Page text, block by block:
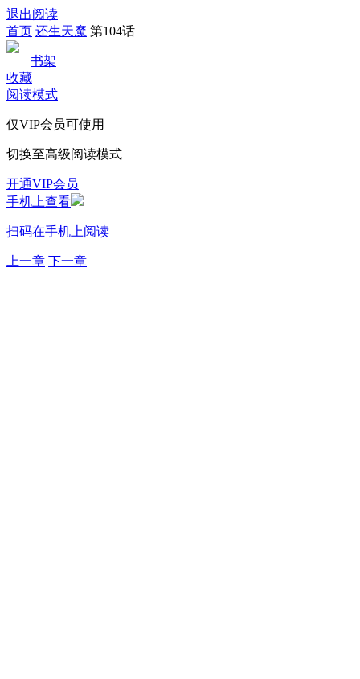
退出阅读
首页 还生天魔 第104话
书架
收藏
阅读模式
仅VIP会员可使用
切换至高级阅读模式
开通VIP会员
手机上查看
扫码在手机上阅读
上一章 下一章